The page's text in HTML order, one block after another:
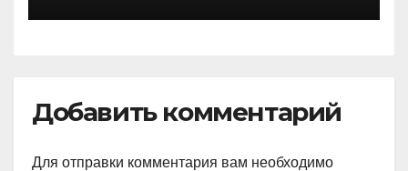
Добавить комментарий
Для отправки комментария вам необходимо